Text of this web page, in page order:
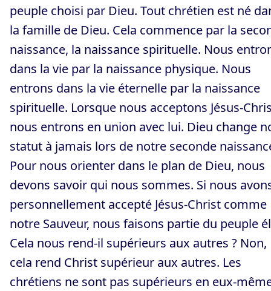
peuple choisi par Dieu. Tout chrétien est né
la famille de Dieu. Cela commence par la
naissance, la naissance spirituelle. Nous
dans la vie par la naissance physique. Nous
entrons dans la vie éternelle par la naissance
spirituelle. Lorsque nous acceptons Jésus-
nous entrons en union avec lui. Dieu change
statut à jamais lors de notre seconde
Pour nous orienter dans le plan de Dieu, nous
devons savoir qui nous sommes. Si nous
personnellement accepté Jésus-Christ comme
notre Sauveur, nous faisons partie du peuple
Cela nous rend-il supérieurs aux autres ? Non,
cela rend Christ supérieur aux autres. Les
chrétiens ne sont pas supérieurs en eux-